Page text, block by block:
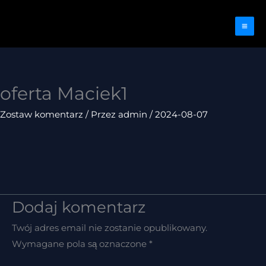
oferta Maciek1
Zostaw komentarz / Przez admin /2024-08-07
Dodaj komentarz
Twój adres email nie zostanie opublikowany.
Wymagane pola są oznaczone *